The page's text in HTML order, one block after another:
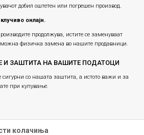
добил оштетен или погрешен производ.
онлајн.
продолжува, истите се заменуваат
можна физичка замена во нашите продавници.
И ЗАШТИТА НА ВАШИТЕ ПОДАТОЦИ
со нашата заштита, а истото важи и за
при купување.
колачиња